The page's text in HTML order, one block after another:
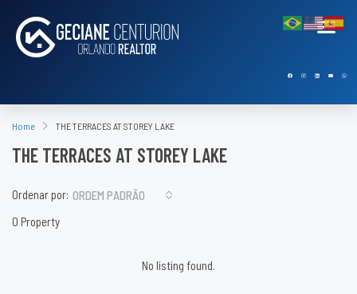
Home THE TERRACES AT STOREY LAKE
THE TERRACES AT STOREY LAKE
0 Property
Ordenar por: ORDEM PADRÃO
No listing found.